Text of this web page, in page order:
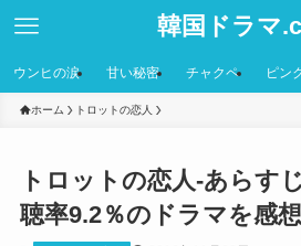
韓国ドラマ
ウンヒの涙 甘い秘密 チャクペ ピン
ホーム トロットの恋人
トロットの恋人-あらす
聴率9.2％のドラマを感